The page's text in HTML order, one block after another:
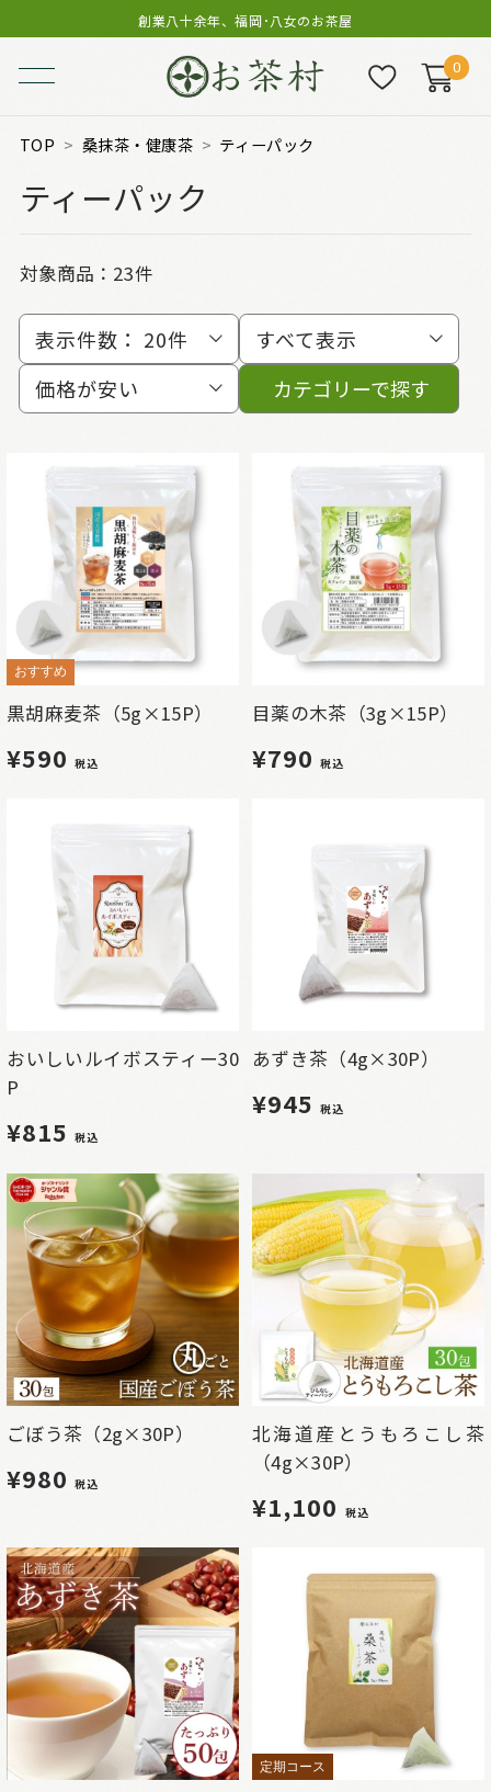
創業八十余年、福岡･八女のお茶屋
0
TOP 桑抹茶・健康茶 ティーパック
ティーパック
対象商品： 23件
表示件数： 20件
すべて表示
価格が安い
カテゴリーで探す
おすすめ
黒胡麻麦茶（5g×15P）
¥590税込
目薬の木茶（3g×15P）
¥790税込
おいしいルイボスティー30
P
¥815税込
あずき茶（4g×30P）
¥945税込
ごぼう茶（2g×30P）
¥980税込
北海道産とうもろこし茶
（4g×30P）
¥1,100 税込
定期コース